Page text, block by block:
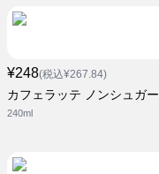
¥248(税込¥267.84)
カフェラッテ ノンシュガー
240ml